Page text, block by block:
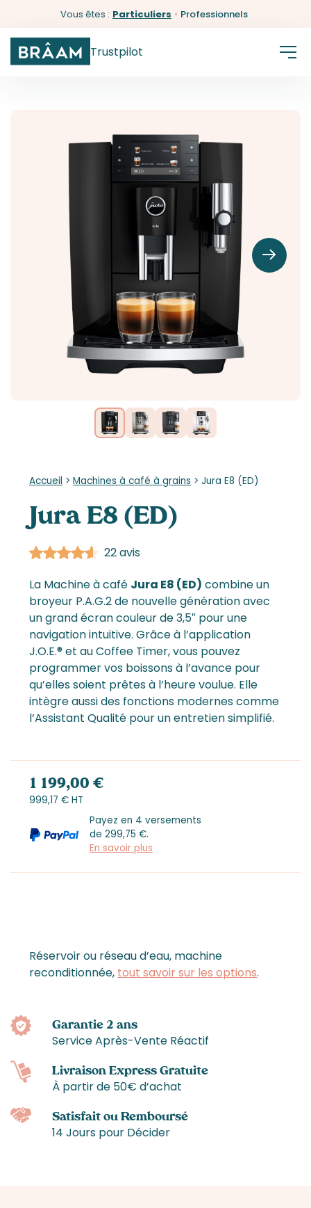
Vous êtes : Particuliers • Professionnels
Trustpilot
Accueil >Machines à café à grains >Jura E8 (ED)
Jura E8 (ED)
22 avis
La Machine à café Jura E8 (ED) combine un
broyeur P.A.G.2 de nouvelle génération avec
un grand écran couleur de 3,5″ pour une
navigation intuitive. Grâce à l’application
J.O.E.® et au Coffee Timer, vous pouvez
programmer vos boissons à l’avance pour
qu’elles soient prêtes à l’heure voulue. Elle
intègre aussi des fonctions modernes comme
l’Assistant Qualité pour un entretien simplifié.
1 199,00 €
999,17 € HT
Payez en 4 versements
de299,75 €.
En savoir plus
Réservoir ou réseau d’eau, machine
reconditionnée, tout savoir sur les options.
Garantie 2 ans
Service Après-Vente Réactif
Livraison Express Gratuite
À partir de 50€ d’achat
Satisfait ou Remboursé
14 Jours pour Décider